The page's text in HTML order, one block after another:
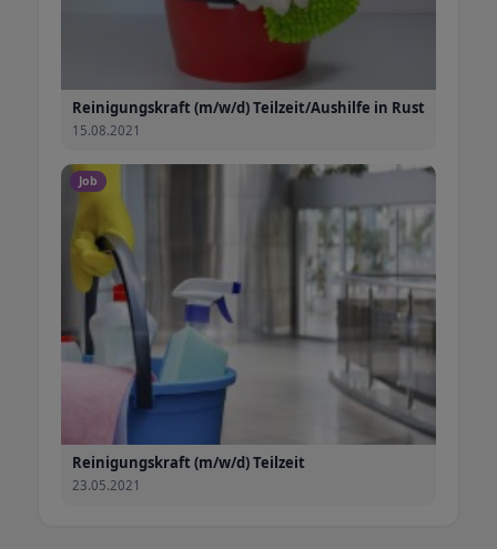
Reinigungskraft (m/w/d) Teilzeit/Aushilfe in Rust
15.08.2021
Job
Reinigungskraft (m/w/d) Teilzeit
23.05.2021